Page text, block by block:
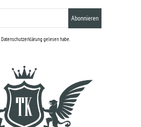
Abonnieren
Datenschutzerklärunggelesen habe.